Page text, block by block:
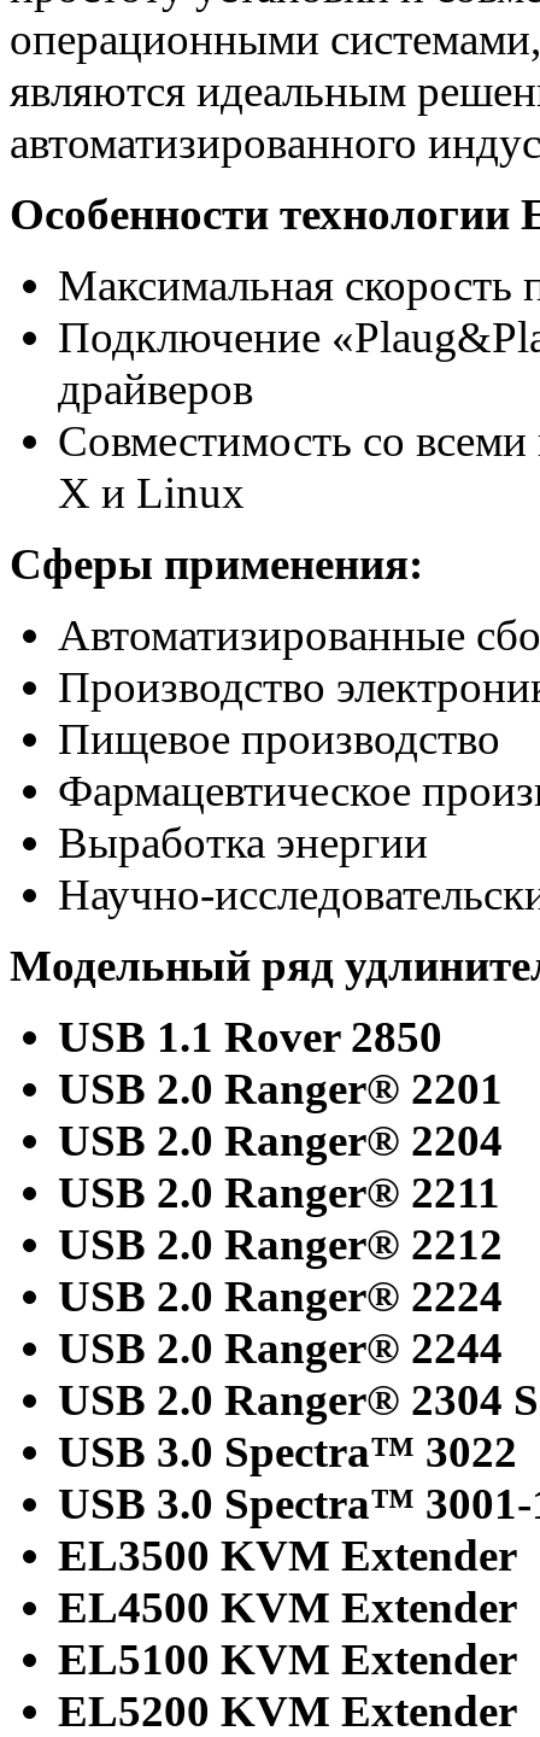
операционными
являются идеальным
автоматизированного
Особенности технологии
Максимальная скорость
Подключение
драйверов
Совместимость со
X и Linux
Сферы применения:
Автоматизированные
Производство
Пищевое производство
Фармацевтическое
Выработка энергии
Научно-
Модельный ряд
USB 1.1 Rover 2850
USB 2.0 Ranger® 2201
USB 2.0 Ranger® 2204
USB 2.0 Ranger® 2211
USB 2.0 Ranger® 2212
USB 2.0 Ranger® 2224
USB 2.0 Ranger® 2244
USB 2.0 Ranger® 2304
USB 3.0 Spectra™ 3022
USB 3.0 Spectra™ 3001-
EL3500 KVM Extender
EL4500 KVM Extender
EL5100 KVM Extender
EL5200 KVM Extender